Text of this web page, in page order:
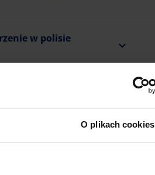
O plikach cookies
w polisie